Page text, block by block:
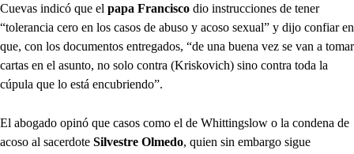
Cuevas indicó que el papa Francisco dio instrucciones de tener
“tolerancia cero en los casos de abuso y acoso sexual” y dijo confiar en
que, con los documentos entregados, “de una buena vez se van a tomar
cartas en el asunto, no solo contra (Kriskovich) sino contra toda la
cúpula que lo está encubriendo”.
El abogado opinó que casos como el de Whittingslow o la condena de
acoso al sacerdote Silvestre Olmedo, quien sin embargo sigue